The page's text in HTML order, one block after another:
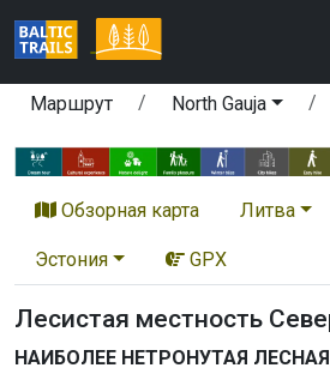
Маршрут North Gauja
Обзорная карта Литва
Эстония GPX
Лесистая местность
НАИБОЛЕЕ НЕТРОНУТАЯ